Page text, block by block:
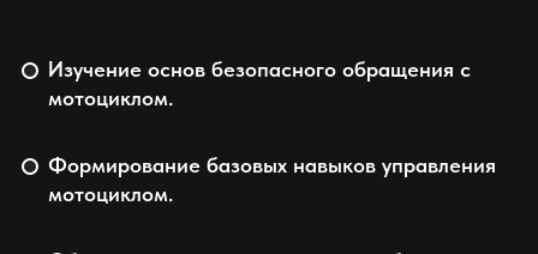
Изучение основ безопасного обращения с
мотоциклом.
Формирование базовых навыков управления
мотоциклом.